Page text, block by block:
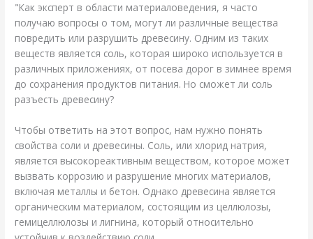
"Как эксперт в области материаловедения, я часто
получаю вопросы о том, могут ли различные вещества
повредить или разрушить древесину. Одним из таких
веществ является соль, которая широко используется в
различных приложениях, от посева дорог в зимнее время
до сохранения продуктов питания. Но сможет ли соль
разъесть древесину?
Чтобы ответить на этот вопрос, нам нужно понять
свойства соли и древесины. Соль, или хлорид натрия,
является высокореактивным веществом, которое может
вызвать коррозию и разрушение многих материалов,
включая металлы и бетон. Однако древесина является
органическим материалом, состоящим из целлюлозы,
гемицеллюлозы и лигнина, который относительно